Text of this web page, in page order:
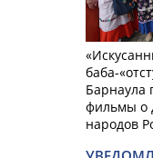
баба-
Барнаула
фильмы о
народов